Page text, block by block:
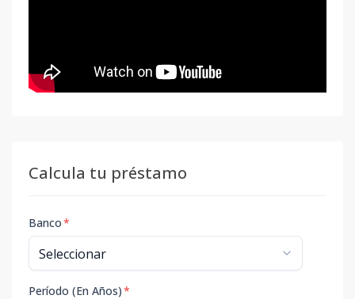
Calcula tu préstamo
Banco*
Período (En Años)*